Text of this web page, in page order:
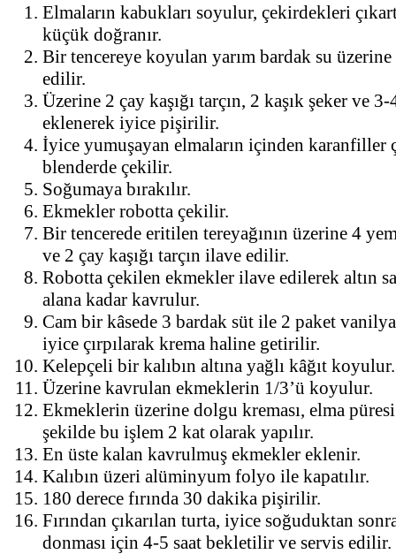
Elmaların kabukları soyulur, çekirdekleri
küçük doğranır.
Bir tencereye koyulan yarım bardak su
edilir.
Üzerine 2 çay kaşığı tarçın, 2 kaşık şeker ve
eklenerek iyice pişirilir.
İyice yumuşayan elmaların içinden karanfiller
blenderde çekilir.
Soğumaya bırakılır.
Ekmekler robotta çekilir.
Bir tencerede eritilen tereyağının üzerine 4
ve 2 çay kaşığı tarçın ilave edilir.
Robotta çekilen ekmekler ilave edilerek altın
alana kadar kavrulur.
Cam bir kâsede 3 bardak süt ile 2 paket
iyice çırpılarak krema haline getirilir.
Kelepçeli bir kalıbın altına yağlı kâğıt koyulur.
Üzerine kavrulan ekmeklerin 1/3’ü koyulur.
Ekmeklerin üzerine dolgu kreması, elma
şekilde bu işlem 2 kat olarak yapılır.
En üste kalan kavrulmuş ekmekler eklenir.
Kalıbın üzeri alüminyum folyo ile kapatılır.
180 derece fırında 30 dakika pişirilir.
Fırından çıkarılan turta, iyice soğuduktan
donması için 4-5 saat bekletilir ve servis edilir.